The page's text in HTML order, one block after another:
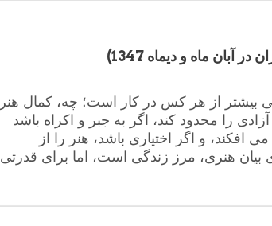
آبان ماه و دیماه 1347)
بیشتر از هر کس در کار است؛ چه، کمال هنر
را محدود کند، اگر به جبر و اکراه باشد
و اگر اختیاری باشد، هنر را از
بیان هنری، مرز زندگی است، اما برای قدرتی